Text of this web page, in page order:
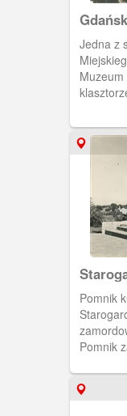
Jedna z
Muzeum
Obecnie
Pomnik
Pomnik